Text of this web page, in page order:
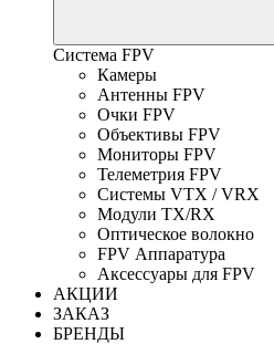
Система FPV
Камеры
Антенны FPV
Очки FPV
Объективы FPV
Мониторы FPV
Телеметрия FPV
Системы VTX / VRX
Модули TX/RX
Оптическое волокно
FPV Аппаратура
Аксессуары для FPV
АКЦИИ
ЗАКАЗ
БРЕНДЫ